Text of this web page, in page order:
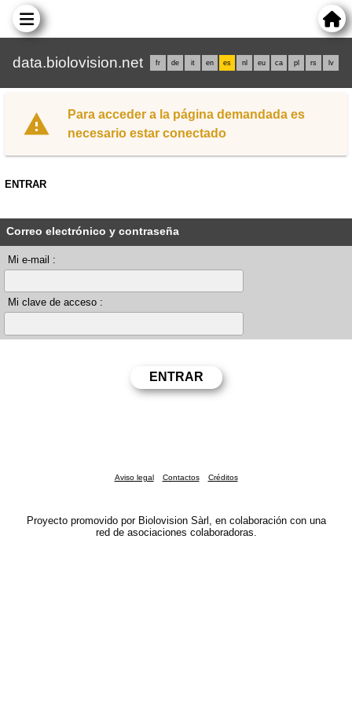
data.biolovision.net fr de it en es nl eu ca pl rs lv
Para acceder a la página demandada es
necesario estar conectado
ENTRAR
Correo electrónico y contraseña
Mi e-mail :
Mi clave de acceso :
Aviso legal Contactos Créditos
Proyecto promovido por Biolovision Sàrl, en colaboración con una
red de asociaciones colaboradoras.